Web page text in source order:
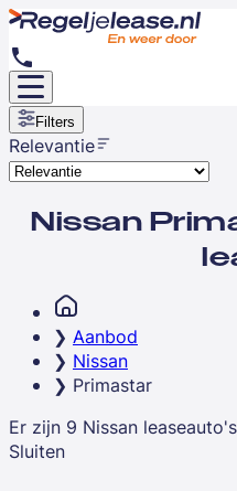
Filters
Relevantie
Nissan
Aanbod
Nissan
Primastar
Er zijn 9 Nissan leaseauto's
Sluiten